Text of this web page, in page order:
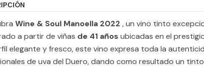
Wine & Soul Manoella 2022 , un vino tinto
a partir de viñas de 41 años ubicadas en el
elegante y fresco, este vino expresa toda la
de uva del Duero, dando como resultado un